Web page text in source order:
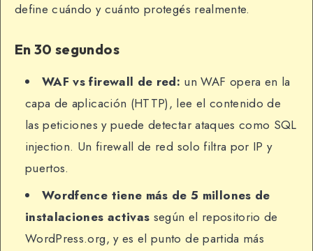
define cuándo y cuánto protegés realmente.
En 30 segundos
WAF vs firewall de red: un WAF opera en la
capa de aplicación (HTTP), lee el contenido de
las peticiones y puede detectar ataques como SQL
injection. Un firewall de red solo filtra por IP y
puertos.
Wordfence tiene más de 5 millones de
instalaciones activas según el repositorio de
WordPress.org, y es el punto de partida más